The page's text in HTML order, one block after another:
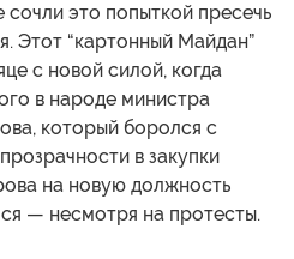
это попыткой пресечь
Этот “картонный Майдан”
с новой силой, когда
в народе министра
который боролся с
в закупки
на новую должность
— несмотря на протесты.